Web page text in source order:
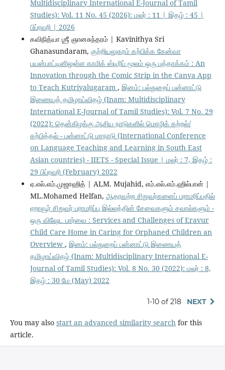
Multidisciplinary International E-Journal of Tamil
Studies): Vol. 11 No. 45 (2026): மலர் : 11 | இதழ் : 45 |
பிப்ரவரி | 2026
கவிநித்யா ஶ்ரீ ஞானசுந்தரம் | Kavinithya Sri
Ghanasundaram, குற்றியலுகரம் கற்பிக்க கேன்வா
பயன்பாட்டினிலுள்ள காமிக் ஸ்டிரிப் மூலம் ஒரு புத்தாக்கம் : An
Innovation through the Comic Strip in the Canva App
to Teach Kutriyalugaram , இனம்: பல்துறைப் பன்னாட்டு
இணையத் தமிழாய்விதழ் (Inam: Multidisciplinary
International E-Journal of Tamil Studies): Vol. 7 No. 29
(2022): தென்கிழக்கு ஆசிய நாடுகளில் மொழிக் கற்றல்/
கற்பித்தல் - பன்னாட்டு மாநாடு (International Conference
on Language Teaching and Learning in South East
Asian countries) - IIETS - Special Issue | மலர் : 7, இதழ் :
29 பிப்ரவரி (February) 2022
ஏ.எல்.எம்.முஜாஹித் | ALM. Mujahid, எம்.எல்.எம்.ஹில்பான் |
ML.Mohamed Helfan, ஆதரவற்ற சிறுவர்களைப் பராமரிப்பதில்
ஏறாவூர் சிறுவர் பராமரிப்பு இல்லத்தின் சேவைகளும் சவால்களும் -
ஒரு விஷேட பார்வை : Services and Challenges of Eravur
Child Care Home in Caring for Orphaned Children an
Overview , இனம்: பல்துறைப் பன்னாட்டு இணையத்
தமிழாய்விதழ் (Inam: Multidisciplinary International E-
Journal of Tamil Studies): Vol. 8 No. 30 (2022): மலர் : 8,
இதழ் : 30 மே (May) 2022
1-10 of 218 NEXT
You may also start an advanced similarity searchfor this
article.